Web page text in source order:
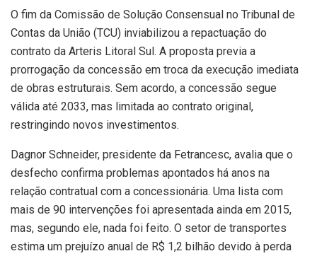
O fim da Comissão de Solução Consensual no Tribunal de
Contas da União (TCU) inviabilizou a repactuação do
contrato da Arteris Litoral Sul. A proposta previa a
prorrogação da concessão em troca da execução imediata
de obras estruturais. Sem acordo, a concessão segue
válida até 2033, mas limitada ao contrato original,
restringindo novos investimentos.
Dagnor Schneider, presidente da Fetrancesc, avalia que o
desfecho confirma problemas apontados há anos na
relação contratual com a concessionária. Uma lista com
mais de 90 intervenções foi apresentada ainda em 2015,
mas, segundo ele, nada foi feito. O setor de transportes
estima um prejuízo anual de R$ 1,2 bilhão devido à perda